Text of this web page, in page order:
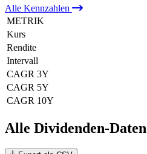
Alle Kennzahlen
METRIK
Kurs
Rendite
Intervall
CAGR 3Y
CAGR 5Y
CAGR 10Y
Alle Dividenden-Daten